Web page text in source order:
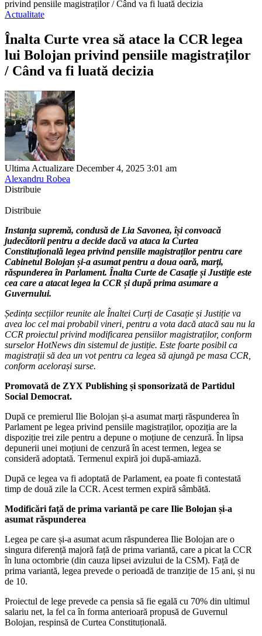
privind pensiile magistraților / Când va fi luată decizia
Actualitate
Înalta Curte vrea să atace la CCR legea
lui Bolojan privind pensiile magistraților
/ Când va fi luată decizia
Ultima Actualizare December 4, 2025 3:01 am
Alexandru Robea
Distribuie
Distribuie
Instanța supremă, condusă de Lia Savonea, își convoacă
judecătorii pentru a decide dacă va ataca la Curtea
Constituțională legea privind pensiile magistraților pentru care
Cabinetul Bolojan și-a asumat pentru a doua oară, marți,
răspunderea în Parlament. Înalta Curte de Casație și Justiție este
cea care a atacat legea la CCR și după prima asumare a
Guvernului.
Ședința secțiilor reunite ale Înaltei Curți de Casație și Justiție va
avea loc cel mai probabil vineri, pentru a vota dacă atacă sau nu la
CCR proiectul privind modificarea pensiilor magistraților, conform
surselor HotNews din sistemul de justiție. Este foarte posibil ca
magistrații să dea un vot pentru ca legea să ajungă pe masa CCR,
conform acelorași surse.
Promovată de ZYX Publishing și sponsorizată de Partidul
Social Democrat.
După ce premierul Ilie Bolojan și-a asumat marți răspunderea în
Parlament pe legea privind pensiile magistraților, opoziția are la
dispoziție trei zile pentru a depune o moțiune de cenzură. În lipsa
depunerii unei moțiuni de cenzură în acest termen, legea se
consideră adoptată. Termenul expiră joi după-amiază.
După ce legea va fi adoptată de Parlament, ea poate fi contestată
timp de două zile la CCR. Acest termen expiră sâmbătă.
Modificări față de prima variantă pe care Ilie Bolojan și-a
asumat răspunderea
Legea pe care și-a asumat acum răspunderea Ilie Bolojan are o
singura diferență majoră față de prima variantă, care a picat la CCR
în luna octombrie (din cauza lipsei avizului de la CSM). Față de
prima variantă, legea prevede o perioadă de tranziție de 15 ani, și nu
de 10.
Proiectul de lege prevede ca pensia să fie egală cu 70% din ultimul
salariu net, la fel ca în forma anterioară propusă de Guvernul
Bolojan, respinsă de Curtea Constituțională.